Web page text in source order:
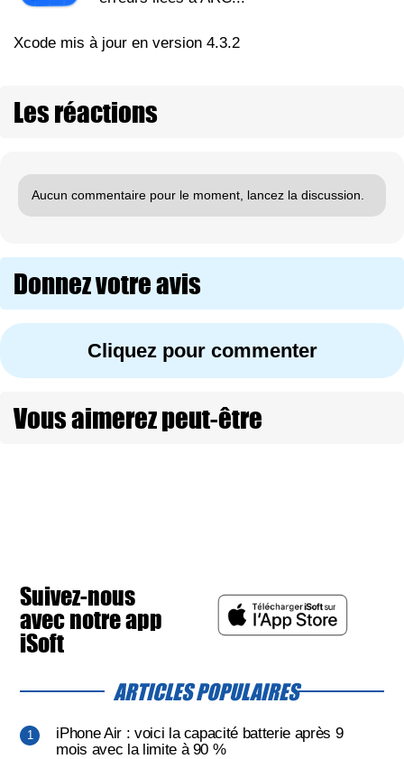
Xcode mis à jour en version 4.3.2
Les réactions
Aucun commentaire pour le moment, lancez la discussion.
Donnez votre avis
Cliquez pour commenter
Vous aimerez peut-être
Suivez-nous
avec notre app
iSoft
ARTICLES POPULAIRES
iPhone Air : voici la capacité batterie après 9
mois avec la limite à 90 %